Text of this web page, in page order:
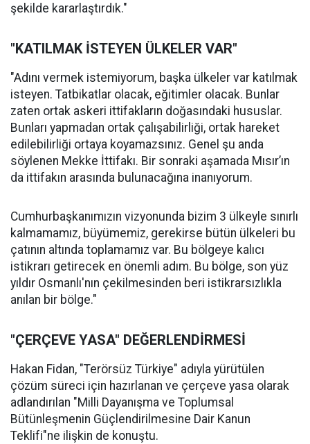
şekilde kararlaştırdık."
"KATILMAK İSTEYEN ÜLKELER VAR"
"Adını vermek istemiyorum, başka ülkeler var katılmak
isteyen. Tatbikatlar olacak, eğitimler olacak. Bunlar
zaten ortak askeri ittifakların doğasındaki hususlar.
Bunları yapmadan ortak çalışabilirliği, ortak hareket
edilebilirliği ortaya koyamazsınız. Genel şu anda
söylenen Mekke İttifakı. Bir sonraki aşamada Mısır’ın
da ittifakın arasında bulunacağına inanıyorum.
Cumhurbaşkanımızın vizyonunda bizim 3 ülkeyle sınırlı
kalmamamız, büyümemiz, gerekirse bütün ülkeleri bu
çatının altında toplamamız var. Bu bölgeye kalıcı
istikrarı getirecek en önemli adım. Bu bölge, son yüz
yıldır Osmanlı'nın çekilmesinden beri istikrarsızlıkla
anılan bir bölge."
"ÇERÇEVE YASA" DEĞERLENDİRMESİ
Hakan Fidan, "Terörsüz Türkiye" adıyla yürütülen
çözüm süreci için hazırlanan ve çerçeve yasa olarak
adlandırılan "Milli Dayanışma ve Toplumsal
Bütünleşmenin Güçlendirilmesine Dair Kanun
Teklifi"ne ilişkin de konuştu.